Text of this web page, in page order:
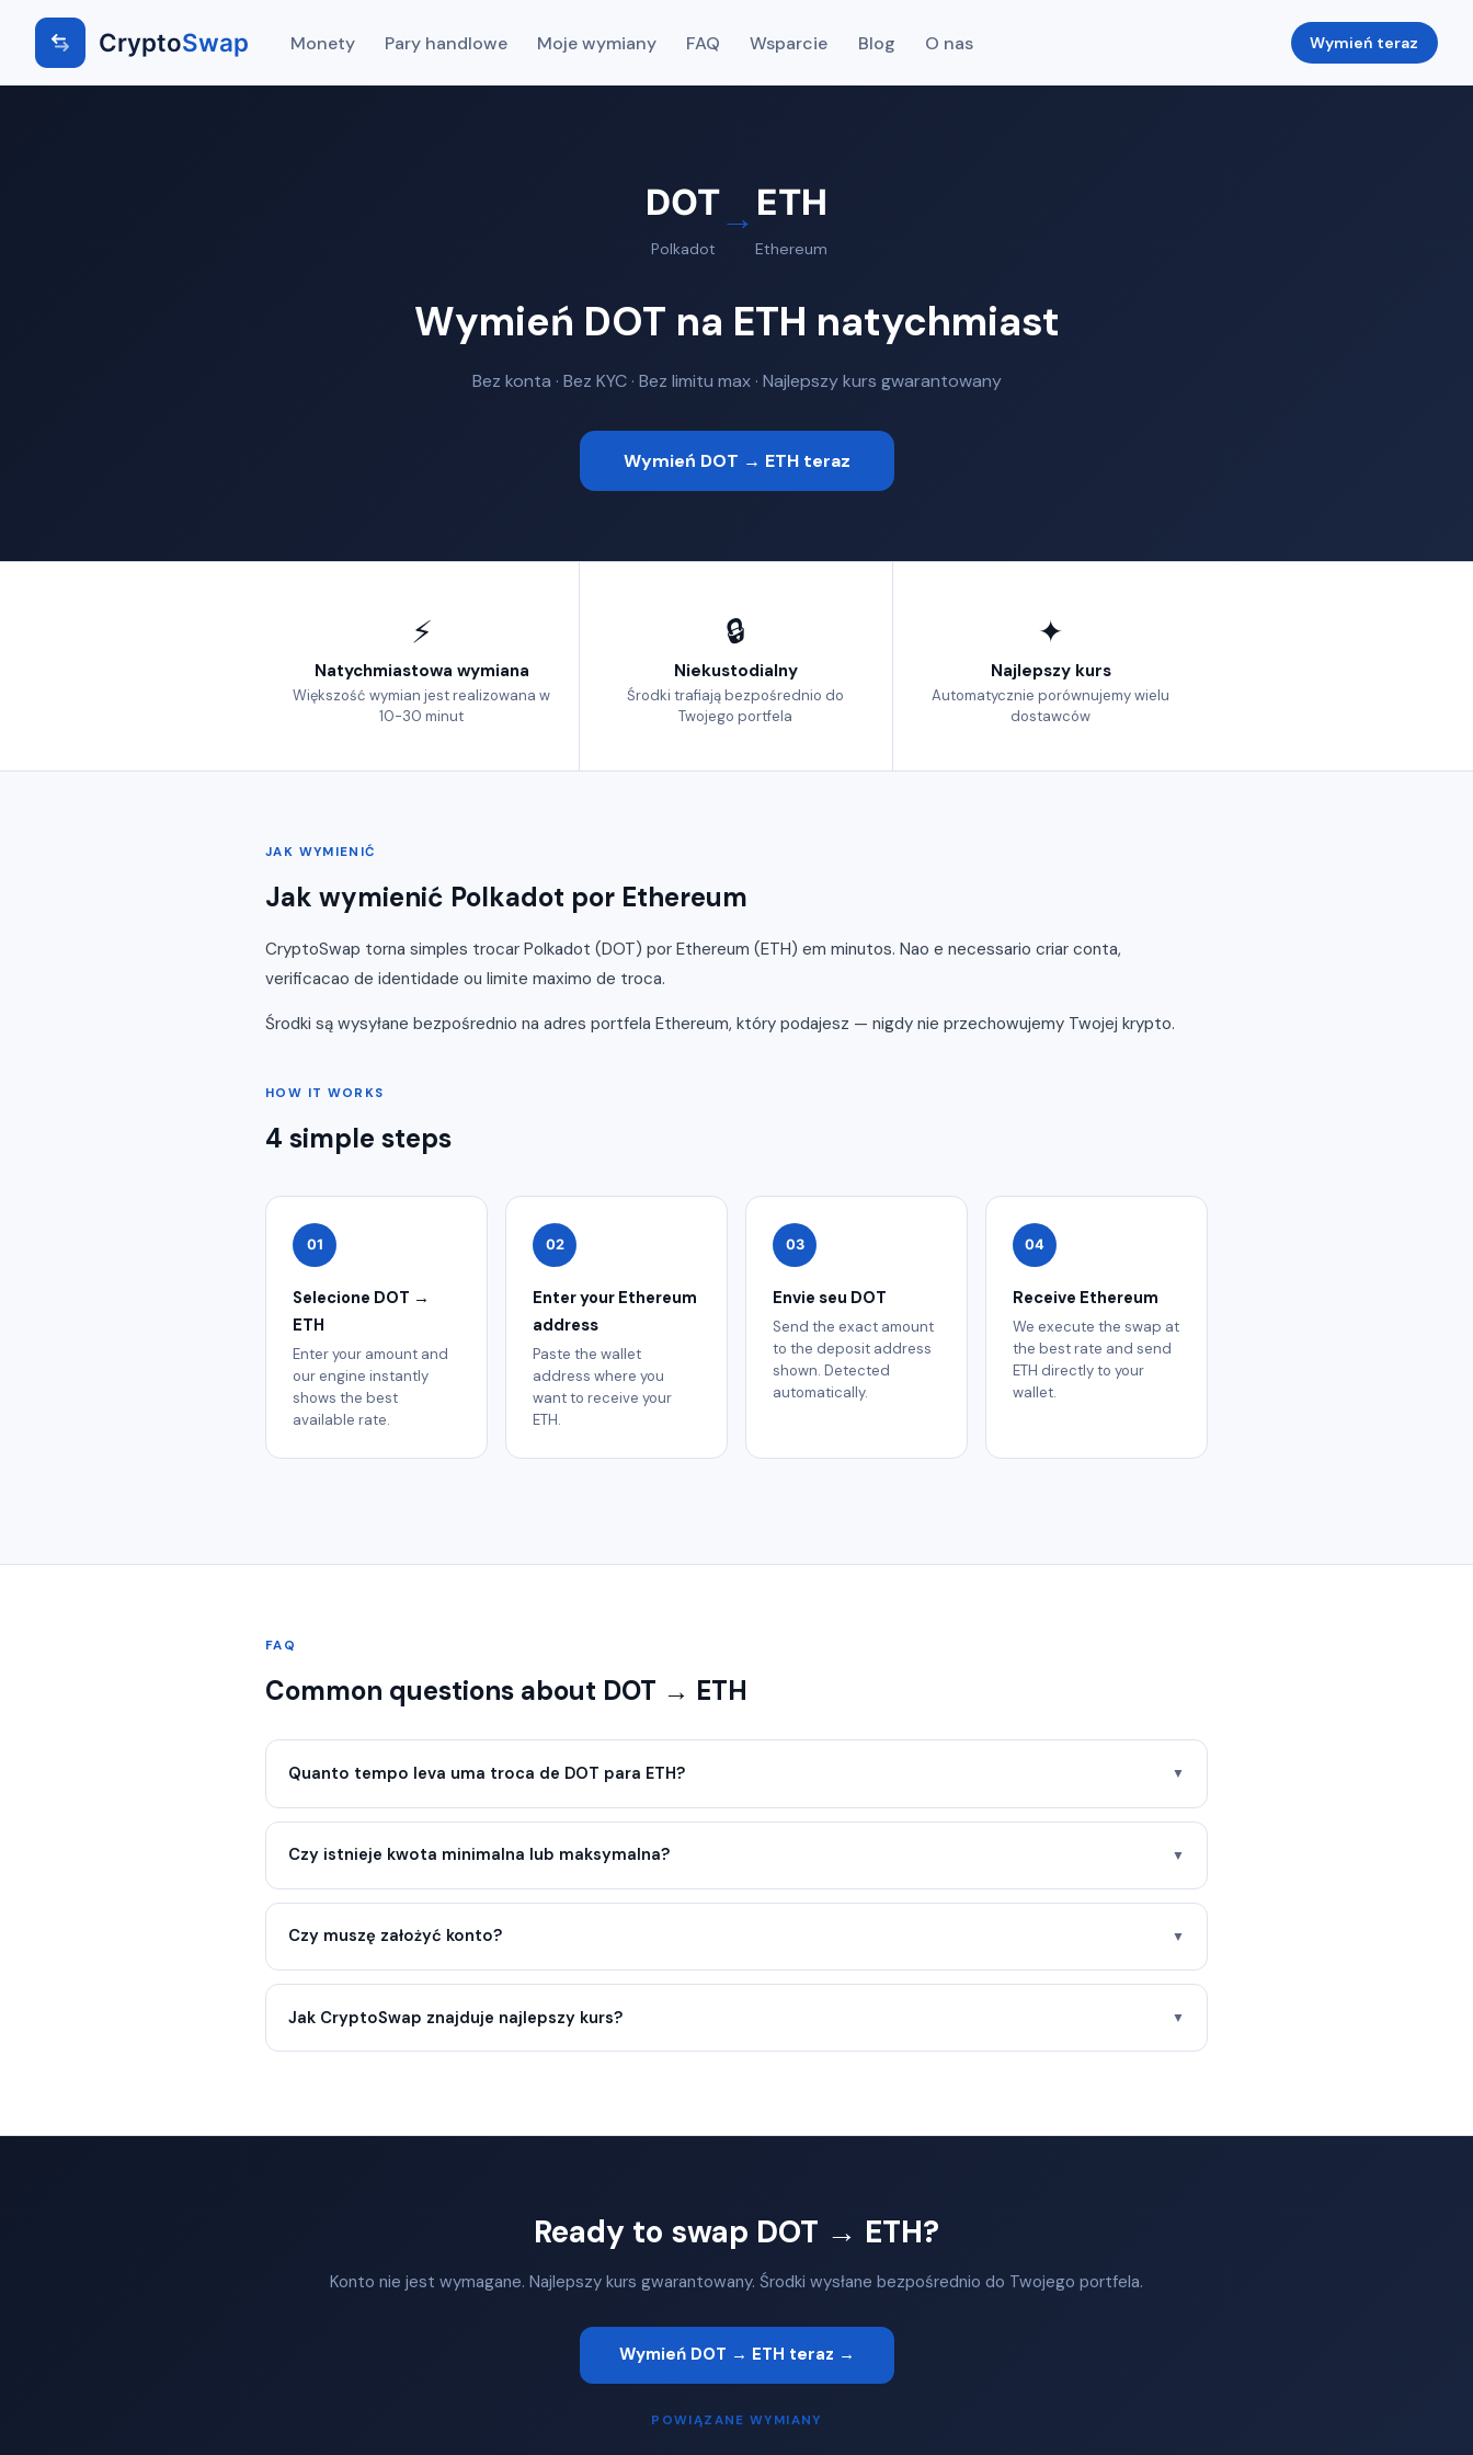
CryptoSwap Monety Pary handlowe Moje wymiany FAQ Wsparcie Blog O nas Wymień teraz
DOT
Polkadot
→ ETH
Ethereum
Wymień DOT na ETH natychmiast
Bez konta · Bez KYC · Bez limitu max · Najlepszy kurs gwarantowany
Wymień DOT → ETH teraz
⚡
Natychmiastowa wymiana
Większość wymian jest realizowana w
10-30 minut
🔒
Niekustodialny
Środki trafiają bezpośrednio do
Twojego portfela
✦
Najlepszy kurs
Automatycznie porównujemy wielu
dostawców
JAK WYMIENIĆ
Jak wymienić Polkadot por Ethereum
CryptoSwap torna simples trocar Polkadot (DOT) por Ethereum (ETH) em minutos. Nao e necessario criar conta,
verificacao de identidade ou limite maximo de troca.
Środki są wysyłane bezpośrednio na adres portfela Ethereum, który podajesz — nigdy nie przechowujemy Twojej krypto.
HOW IT WORKS
4 simple steps
01
Selecione DOT →
ETH
Enter your amount and
our engine instantly
shows the best
available rate.
02
Enter your Ethereum
address
Paste the wallet
address where you
want to receive your
ETH.
03
Envie seu DOT
Send the exact amount
to the deposit address
shown. Detected
automatically.
04
Receive Ethereum
We execute the swap at
the best rate and send
ETH directly to your
wallet.
FAQ
Common questions about DOT → ETH
Quanto tempo leva uma troca de DOT para ETH? ▼
Czy istnieje kwota minimalna lub maksymalna? ▼
Czy muszę założyć konto? ▼
Jak CryptoSwap znajduje najlepszy kurs? ▼
Ready to swap DOT → ETH?
Konto nie jest wymagane. Najlepszy kurs gwarantowany. Środki wysłane bezpośrednio do Twojego portfela.
Wymień DOT → ETH teraz →
POWIĄZANE WYMIANY